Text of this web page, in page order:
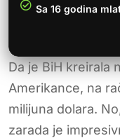
Sa 16 godina
Da je BiH kreirala
Amerikance, na
milijuna dolara.
zarada je